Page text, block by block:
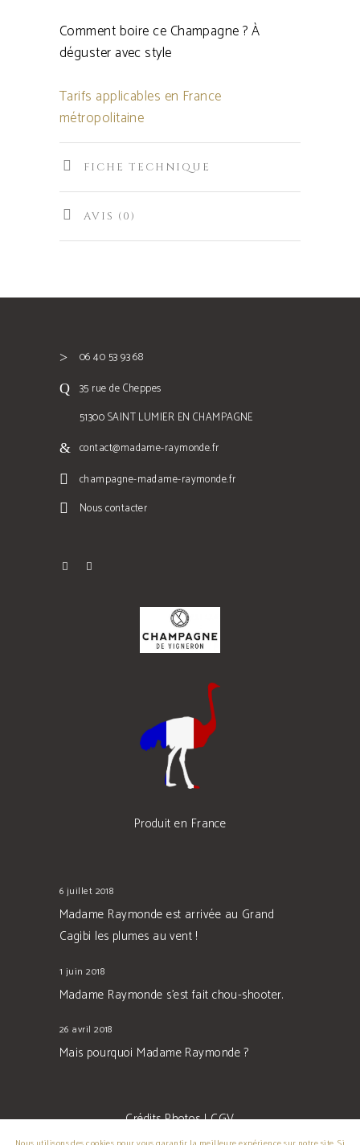
Comment boire ce Champagne ? À
déguster avec style
Tarifs applicables en France
métropolitaine
FICHE TECHNIQUE
AVIS (0)
06 40 53 93 68
35 rue de Cheppes
51300 SAINT LUMIER EN CHAMPAGNE
contact@madame-raymonde.fr
champagne-madame-raymonde.fr
Nous contacter
Produit en France
6 juillet 2018
Madame Raymonde est arrivée au Grand
Cagibi les plumes au vent !
1 juin 2018
Madame Raymonde s’est fait chou-shooter.
26 avril 2018
Mais pourquoi Madame Raymonde ?
Crédits Photos|CGV